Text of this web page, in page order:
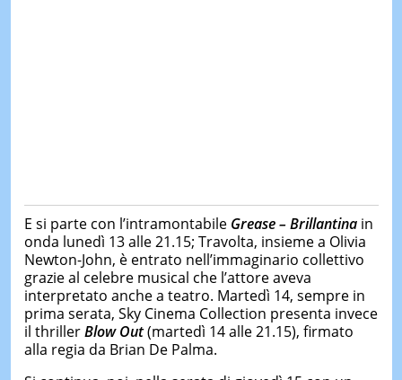
E si parte con l’intramontabile Grease – Brillantinain
onda lunedì 13 alle 21.15; Travolta, insieme a Olivia
Newton-John, è entrato nell’immaginario collettivo
grazie al celebre musical che l’attore aveva
interpretato anche a teatro. Martedì 14, sempre in
prima serata, Sky Cinema Collection presenta invece
il thrillerBlow Out(martedì 14 alle 21.15), firmato
alla regia da Brian De Palma.